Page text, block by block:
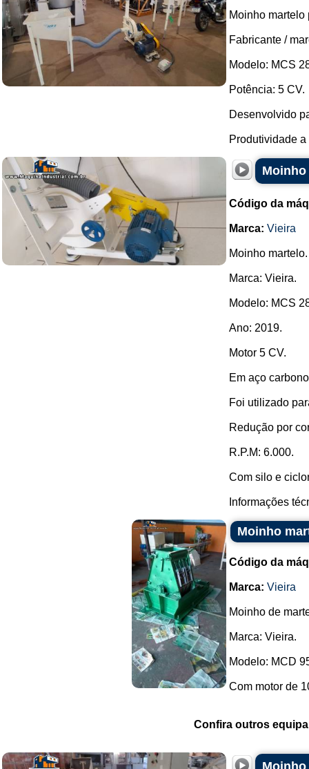
Moinho
Fabricante /
Modelo: MCS
Potência: 5 CV.
Desenvolvido
Produtividade
Código da
Marca: Vieira
Moinho martelo.
Marca: Vieira.
Modelo: MCS
Ano: 2019.
Motor 5 CV.
Em aço
Foi utilizado
Redução por
R.P.M: 6.000.
Com silo e
Informações
Moinho
Código da
Marca: Vieira
Moinho de
Marca: Vieira.
Modelo: MCD
Com motor de
Confira outros